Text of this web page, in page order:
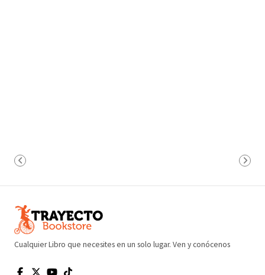
Cualquier Libro que necesites en un solo lugar. Ven y conócenos